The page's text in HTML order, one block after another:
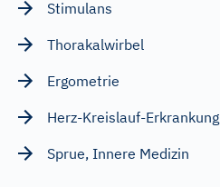
Stimulans
Thorakalwirbel
Ergometrie
Herz-Kreislauf-Erkrankung
Sprue, Innere Medizin